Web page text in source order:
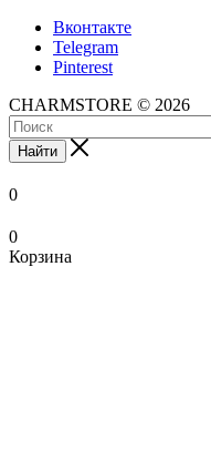
Вконтакте
Telegram
Pinterest
CHARMSTORE © 2026
Найти
0
0
Корзина